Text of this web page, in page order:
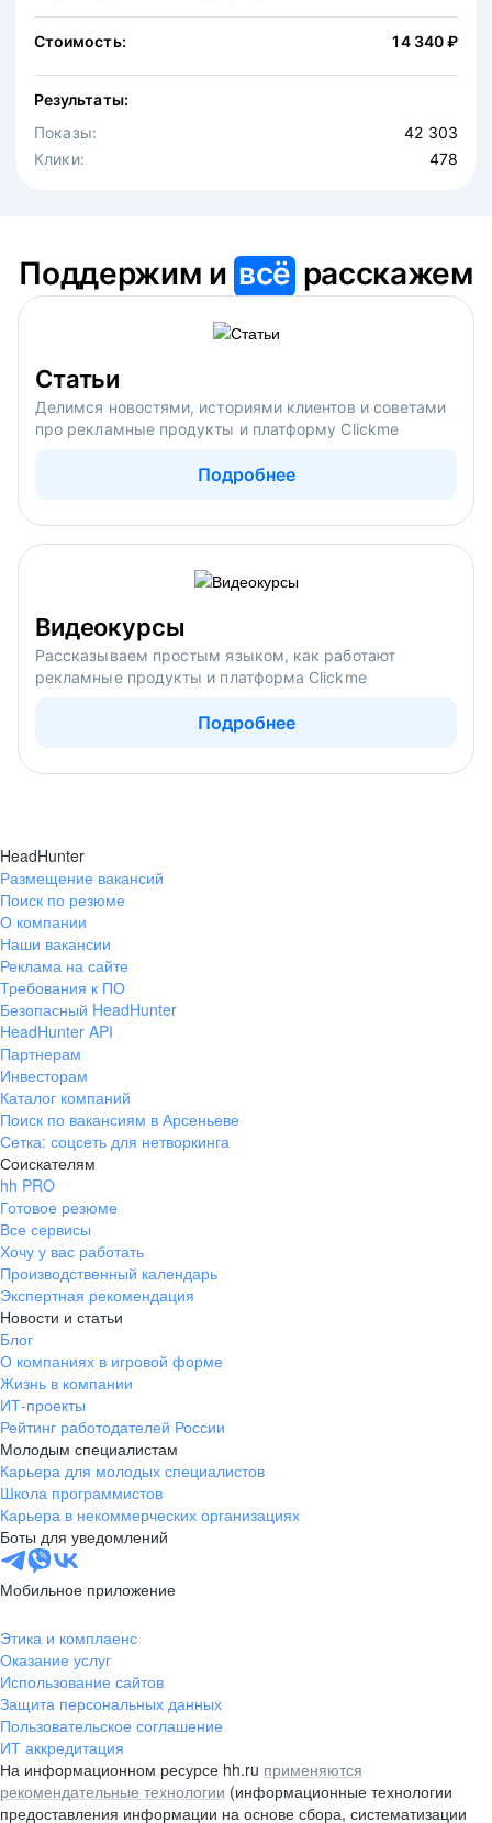
Стоимость: 14 340 ₽
Результаты:
Показы:
42 303
Клики:
478
Стоимость: 30 875 ₽
Результаты:
Показы:
Клики:
475
Поддержим ивсё расскажем
Статьи
Делимся новостями, историями клиентов и советами
про рекламные продукты и платформу Clickme
Подробнее
Видеокурсы
Рассказываем простым языком, как работают
рекламные продукты и платформа Clickme
Подробнее
HeadHunter
Размещение вакансий
Поиск по резюме
О компании
Наши вакансии
Реклама на сайте
Требования к ПО
Безопасный HeadHunter
HeadHunter API
Партнерам
Инвесторам
Каталог компаний
Поиск по вакансиям в Арсеньеве
Сетка: соцсеть для нетворкинга
Соискателям
hh PRO
Готовое резюме
Все сервисы
Хочу у вас работать
Производственный календарь
Экспертная рекомендация
Новости и статьи
Блог
О компаниях в игровой форме
Жизнь в компании
ИТ-проекты
Рейтинг работодателей России
Молодым специалистам
Карьера для молодых специалистов
Школа программистов
Карьера в некоммерческих организациях
Боты для уведомлений
Мобильное приложение
Этика и комплаенс
Оказание услуг
Использование сайтов
Защита персональных данных
Пользовательское соглашение
ИТ аккредитация
На информационном ресурсе hh.ru применяются
рекомендательные технологии (информационные технологии
предоставления информации на основе сбора, систематизации